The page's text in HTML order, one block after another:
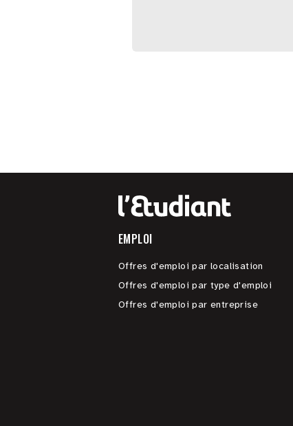
EMPLOI
Offres d'emploi par localisation
Offres d'emploi par type d'emploi
Offres d'emploi par entreprise